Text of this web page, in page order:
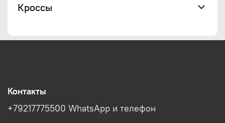
Кроссы
Контакты
+79217775500 WhatsApp и телефон